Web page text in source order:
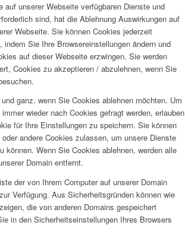
auf unserer Webseite verfügbaren Dienste und
sind, hat die Ablehnung Auswirkungen auf
Webseite. Sie können Cookies jederzeit
indem Sie Ihre Browsereinstellungen ändern und
auf dieser Webseite erzwingen. Sie werden
Cookies zu akzeptieren / abzulehnen, wenn Sie
ganz, wenn Sie Cookies ablehnen möchten. Um
wieder nach Cookies gefragt werden, erlauben
für Ihre Einstellungen zu speichern. Sie können
andere Cookies zulassen, um unsere Dienste
können. Wenn Sie Cookies ablehnen, werden alle
Domain entfernt.
der von Ihrem Computer auf unserer Domain
Verfügung. Aus Sicherheitsgründen können wie
die von anderen Domains gespeichert
in den Sicherheitseinstellungen Ihres Browsers